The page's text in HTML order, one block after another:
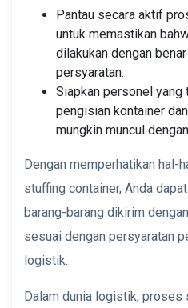
Pantau secara aktif
untuk memastikan
dilakukan dengan
persyaratan.
Siapkan personel
pengisian kontainer
mungkin muncul
Dengan memperhatikan hal-
stuffing container, Anda
barang-barang dikirim
sesuai dengan persyaratan
logistik.
Dalam dunia logistik, proses